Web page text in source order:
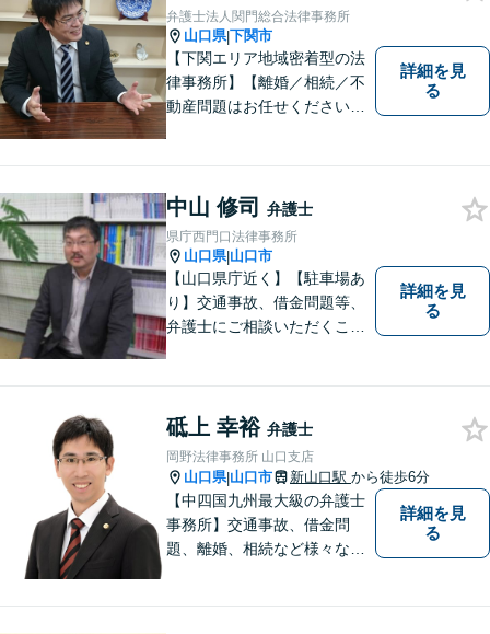
弁護士法人関門総合法律事務所
山口県|下関市
【下関エリア地域密着型の法
律事務所】【離婚／相続／不
動産問題はお任せください】
りの声を大切にし、適切な解
決方法をご提案いたします。
詳細を見
る
中山 修司 弁護士
県庁西門口法律事務所
山口県|山口市
【山口県庁近く】【駐車場あ
り】交通事故、借金問題等、
弁護士にご相談いただくこと
る弁護士が、客観的視点から
事案を検討し、最適の解決方
法を探ります。
詳細を見
る
砥上 幸裕 弁護士
岡野法律事務所 山口支店
山口県|山口市 新山口駅 から徒歩6分
【中四国九州最大級の弁護士
事務所】交通事故、借金問
題、離婚、相続など様々な問
詳細を見
る